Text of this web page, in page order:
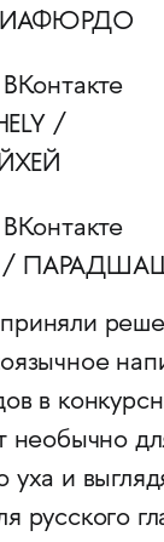
/
/
в
необычно
уха и
русского